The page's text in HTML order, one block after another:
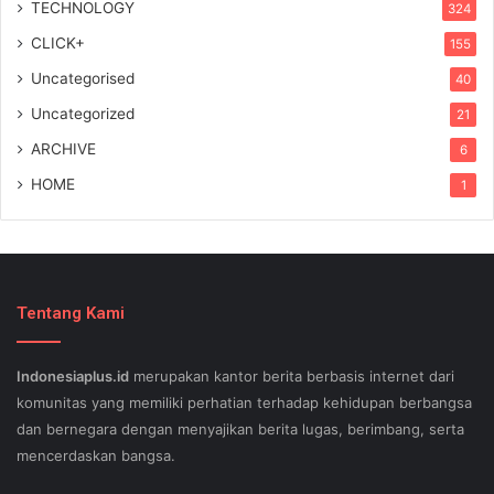
TECHNOLOGY 324
CLICK+ 155
Uncategorised 40
Uncategorized 21
ARCHIVE 6
HOME 1
Tentang Kami
Indonesiaplus.id merupakan kantor berita berbasis internet dari
komunitas yang memiliki perhatian terhadap kehidupan berbangsa
dan bernegara dengan menyajikan berita lugas, berimbang, serta
mencerdaskan bangsa.